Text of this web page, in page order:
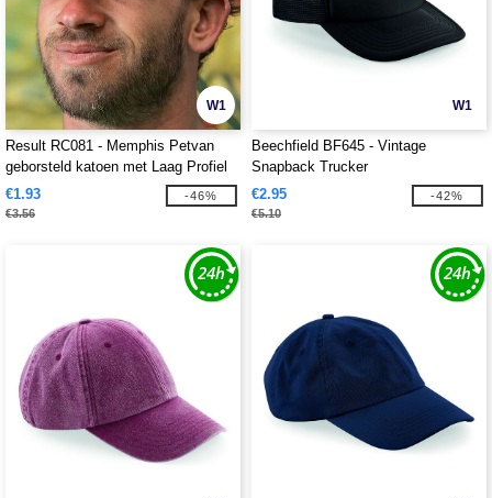
W1
Result RC081 - Memphis Petvan
geborsteld katoen met Laag Profiel
€1.93
€3.56
-46%
W1
Beechfield BF645 - Vintage
Snapback Trucker
€2.95
€5.10
-42%